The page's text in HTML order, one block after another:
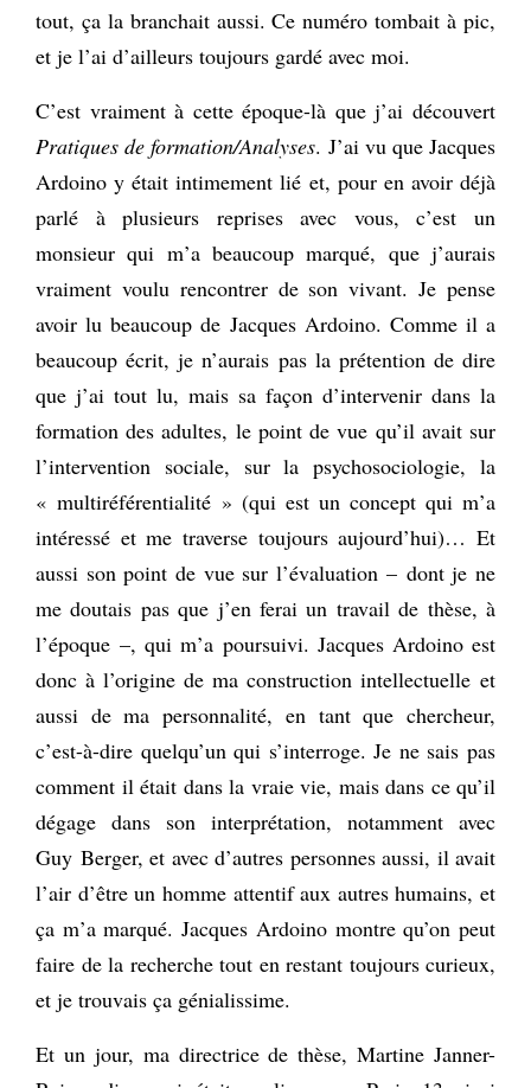
tout, ça la branchait aussi. Ce numéro tombait à pic,
et je l’ai d’ailleurs toujours gardé avec moi.
C’est vraiment à cette époque-là que j’ai découvert
Pratiques de formation/Analyses. J’ai vu que Jacques
Ardoino y était intimement lié et, pour en avoir déjà
parlé à plusieurs reprises avec vous, c’est un
monsieur qui m’a beaucoup marqué, que j’aurais
vraiment voulu rencontrer de son vivant. Je pense
avoir lu beaucoup de Jacques Ardoino. Comme il a
beaucoup écrit, je n’aurais pas la prétention de dire
que j’ai tout lu, mais sa façon d’intervenir dans la
formation des adultes, le point de vue qu’il avait sur
l’intervention sociale, sur la psychosociologie, la
« multiréférentialité » (qui est un concept qui m’a
intéressé et me traverse toujours aujourd’hui)… Et
aussi son point de vue sur l’évaluation – dont je ne
me doutais pas que j’en ferai un travail de thèse, à
l’époque –, qui m’a poursuivi. Jacques Ardoino est
donc à l’origine de ma construction intellectuelle et
aussi de ma personnalité, en tant que chercheur,
c’est-à-dire quelqu’un qui s’interroge. Je ne sais pas
comment il était dans la vraie vie, mais dans ce qu’il
dégage dans son interprétation, notamment avec
Guy Berger, et avec d’autres personnes aussi, il avait
l’air d’être un homme attentif aux autres humains, et
ça m’a marqué. Jacques Ardoino montre qu’on peut
faire de la recherche tout en restant toujours curieux,
et je trouvais ça génialissime.
Et un jour, ma directrice de thèse, Martine Janner-